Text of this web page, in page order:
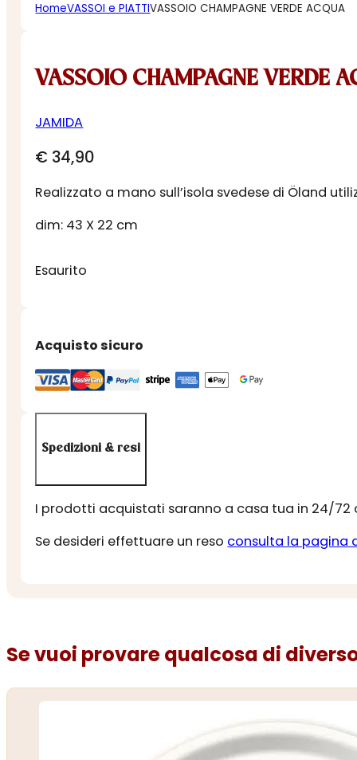
HomeVASSOI e PIATTIVASSOIO CHAMPAGNE VERDE ACQUA
VASSOIO CHAMPAGNE VERDE
JAMIDA
€ 34,90
Realizzato a mano sull’isola svedese di Öland
dim: 43 X 22 cm
Esaurito
Acquisto sicuro
Spedizioni & resi
I prodotti acquistati saranno a casa tua in 24/72
Se desideri effettuare un reso consulta la pagina
Se vuoi provare qualcosa di